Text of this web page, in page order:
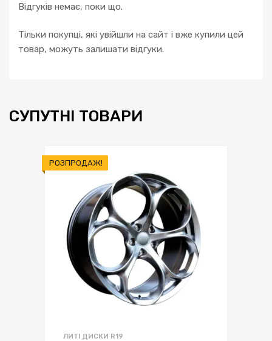
Відгуків немає, поки що.
Тільки покупці, які увійшли на сайт і вже купили цей
товар, можуть залишати відгуки.
СУПУТНІ ТОВАРИ
РОЗПРОДАЖ!
ЛИТІ ДИСКИ R19